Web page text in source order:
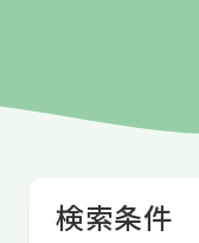
検索条件